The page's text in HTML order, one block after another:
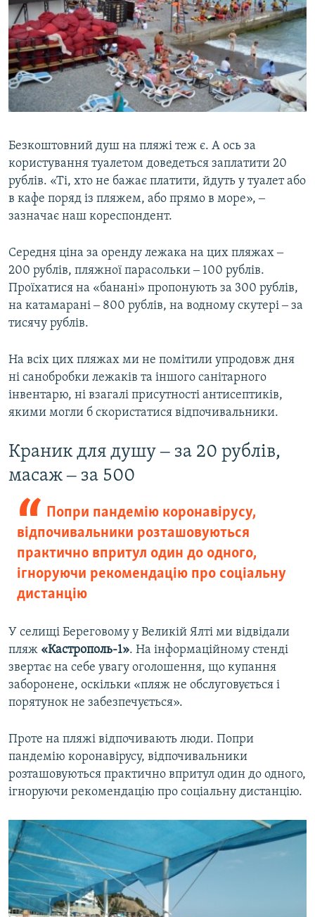
Безкоштовний душ на пляжі теж є. А ось за
користування туалетом доведеться заплатити 20
рублів. «Ті, хто не бажає платити, йдуть у туалет або
в кафе поряд із пляжем, або прямо в море», ‒
зазначає наш кореспондент.
Середня ціна за оренду лежака на цих пляжах ‒
200 рублів, пляжної парасольки ‒ 100 рублів.
Проїхатися на «банані» пропонують за 300 рублів,
на катамарані ‒ 800 рублів, на водному скутері ‒ за
тисячу рублів.
На всіх цих пляжах ми не помітили упродовж дня
ні санобробки лежаків та іншого санітарного
інвентарю, ні взагалі присутності антисептиків,
якими могли б скористатися відпочивальники.
Краник для душу ‒ за 20 рублів,
масаж ‒ за 500
Попри пандемію коронавірусу,
відпочивальники розташовуються
практично впритул один до одного,
ігноруючи рекомендацію про соціальну
дистанцію
У селищі Береговому у Великій Ялті ми відвідали
пляж «Кастрополь-1». На інформаційному стенді
звертає на себе увагу оголошення, що купання
заборонене, оскільки «пляж не обслуговується і
порятунок не забезпечується».
Проте на пляжі відпочивають люди. Попри
пандемію коронавірусу, відпочивальники
розташовуються практично впритул один до одного,
ігноруючи рекомендацію про соціальну дистанцію.